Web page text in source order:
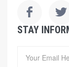
STAY